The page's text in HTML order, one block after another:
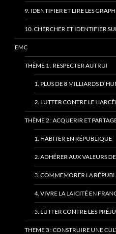
9. IDENTIFIER ET LIRE LES
10. CHERCHER ET IDENTIFIER
EMC
THÈME 1 : RESPECTER AUTRUI
1. PLUS DE 8 MILLIARDS
2. LUTTER CONTRE LE
THÈME 2 : ACQUERIR ET
1. HABITER EN RÉPUBLIQUE
2. ADHÉRER AUX VALEURS
3. COMMEMORER LA
4. VIVRE LA LAICITÉ EN
5. LUTTER CONTRE LES
THEME 3 : CONSTRUIRE UNE